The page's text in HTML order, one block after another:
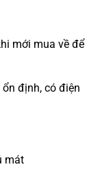
mới mua về để
định, có điện
mát